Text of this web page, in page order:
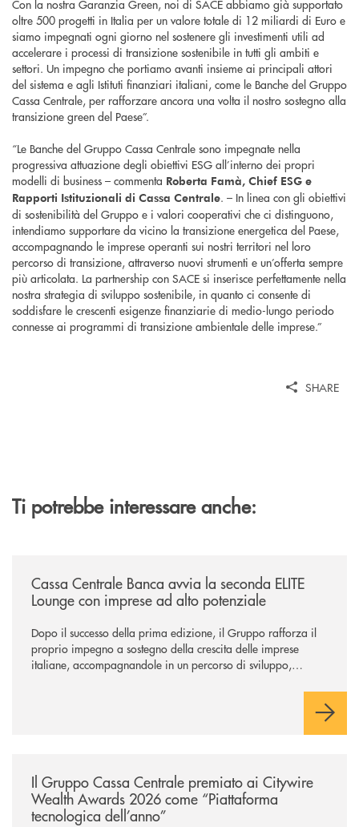
Con la nostra Garanzia Green, noi di SACE abbiamo già supportato
oltre 500 progetti in Italia per un valore totale di 12 miliardi di Euro e
siamo impegnati ogni giorno nel sostenere gli investimenti utili ad
accelerare i processi di transizione sostenibile in tutti gli ambiti e
settori. Un impegno che portiamo avanti insieme ai principali attori
del sistema e agli Istituti finanziari italiani, come le Banche del Gruppo
Cassa Centrale, per rafforzare ancora una volta il nostro sostegno alla
transizione green del Paese”.
“Le Banche del Gruppo Cassa Centrale sono impegnate nella
progressiva attuazione degli obiettivi ESG all’interno dei propri
modelli di business – commenta Roberta Famà, Chief ESG e
Rapporti Istituzionali di Cassa Centrale. – In linea con gli obiettivi
di sostenibilità del Gruppo e i valori cooperativi che ci distinguono,
intendiamo supportare da vicino la transizione energetica del Paese,
accompagnando le imprese operanti sui nostri territori nel loro
percorso di transizione, attraverso nuovi strumenti e un’offerta sempre
più articolata. La partnership con SACE si inserisce perfettamente nella
nostra strategia di sviluppo sostenibile, in quanto ci consente di
soddisfare le crescenti esigenze finanziarie di medio-lungo periodo
connesse ai programmi di transizione ambientale delle imprese.”
SHARE
Ti potrebbe interessare anche:
Cassa Centrale Banca avvia la seconda ELITE
Lounge con imprese ad alto potenziale
Dopo il successo della prima edizione, il Gruppo rafforza il
proprio impegno a sostegno della crescita delle imprese
italiane, accompagnandole in un percorso di sviluppo,
Il Gruppo Cassa Centrale premiato ai Citywire
Wealth Awards 2026 come “Piattaforma
tecnologica dell’anno”